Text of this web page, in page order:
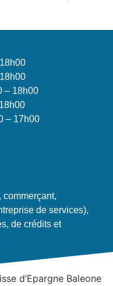
– 18h00
– 17h00
commerçant,
de services),
de crédits et
d’Epargne Baleone